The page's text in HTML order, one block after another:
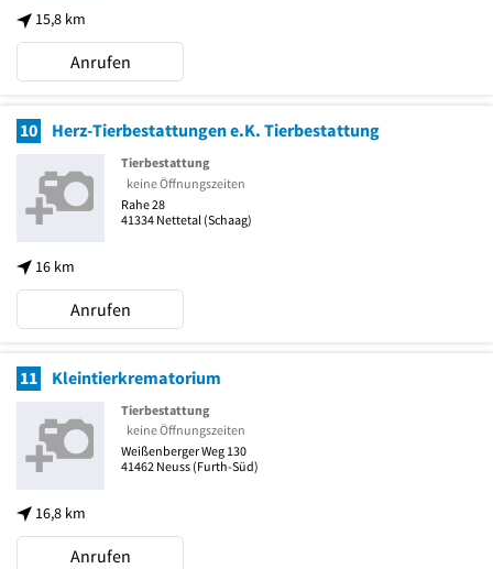
15,8 km
Anrufen
10 Herz-Tierbestattungen e.K. Tierbestattung
16 km
Tierbestattung
keine Öffnungszeiten
Rahe 28
41334 Nettetal (Schaag)
Anrufen
11 Kleintierkrematorium
16,8 km
Tierbestattung
keine Öffnungszeiten
Weißenberger Weg 130
41462 Neuss (Furth-Süd)
Anrufen